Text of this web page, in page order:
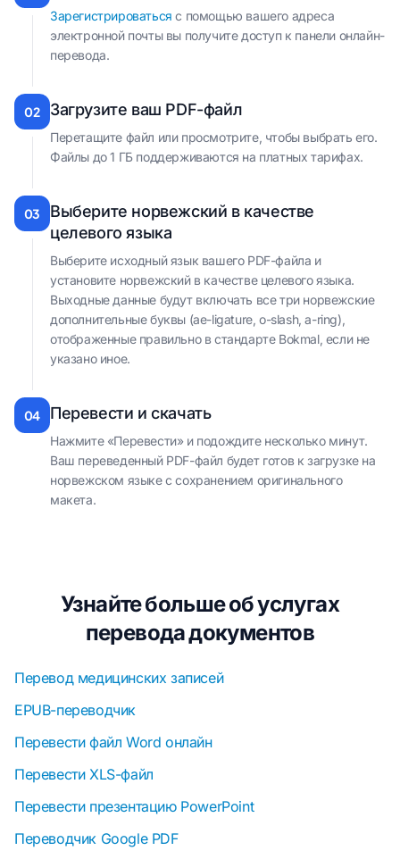
Зарегистрироваться с помощью вашего адреса
электронной почты вы получите доступ к панели онлайн-
перевода.
02 Загрузите ваш PDF-файл
Перетащите файл или просмотрите, чтобы выбрать его.
Файлы до 1 ГБ поддерживаются на платных тарифах.
03
Выберите норвежский в качестве
целевого языка
Выберите исходный язык вашего PDF-файла и
установите норвежский в качестве целевого языка.
Выходные данные будут включать все три норвежские
дополнительные буквы (ae-ligature, o-slash, a-ring),
отображенные правильно в стандарте Bokmal, если не
указано иное.
04 Перевести и скачать
Нажмите «Перевести» и подождите несколько минут.
Ваш переведенный PDF-файл будет готов к загрузке на
норвежском языке с сохранением оригинального
макета.
Узнайте больше об услугах
перевода документов
Перевод медицинских записей
EPUB-переводчик
Перевести файл Word онлайн
Перевести XLS-файл
Перевести презентацию PowerPoint
Переводчик Google PDF